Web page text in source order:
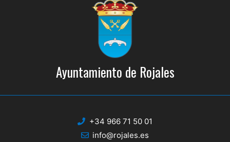
Ayuntamiento de Rojales
+34 966 71 50 01
info@rojales.es